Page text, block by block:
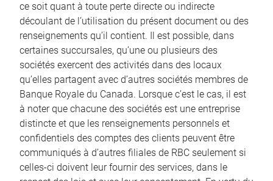
ce soit quant à toute perte directe ou indirecte
découlant de l’utilisation du présent document ou des
renseignements qu’il contient. Il est possible, dans
certaines succursales, qu’une ou plusieurs des
sociétés exercent des activités dans des locaux
qu’elles partagent avec d’autres sociétés membres de
Banque Royale du Canada. Lorsque c’est le cas, il est
à noter que chacune des sociétés est une entreprise
distincte et que les renseignements personnels et
confidentiels des comptes des clients peuvent être
communiqués à d’autres filiales de RBC seulement si
celles-ci doivent leur fournir des services, dans le